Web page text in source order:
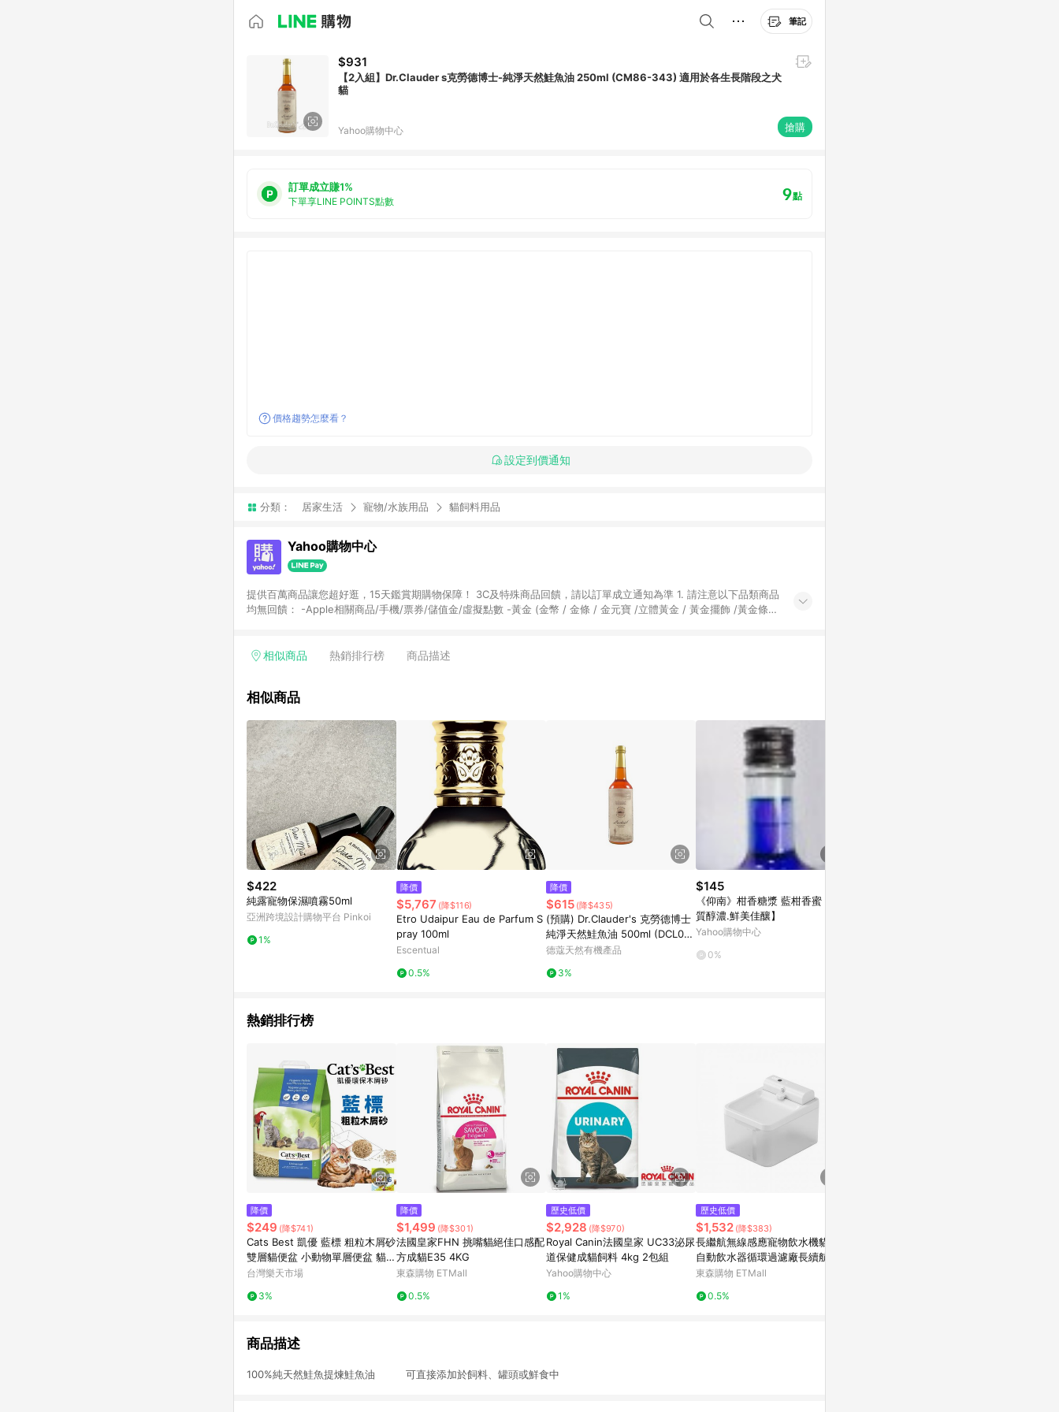
筆記
$931
【2入組】Dr.Clauder s克勞德博士-純淨天然鮭魚油 250ml (CM86-343) 適用於各生長階段之犬
貓
Yahoo購物中心 搶購
訂單成立賺1%
下單享LINE POINTS點數 9點
價格趨勢怎麼看？
設定到價通知
分類： 居家生活 寵物/水族用品 貓飼料用品
Yahoo購物中心
提供百萬商品讓您超好逛，15天鑑賞期購物保障！ 3C及特殊商品回饋，請以訂單成立通知為準 1. 請注意以下品類商品
均無回饋： -Apple相關商品/手機/票券/儲值金/虛擬點數 -黃金 (金幣 / 金條 / 金元寶 /立體黃金 / 黃金擺飾 /黃金條
Yahoo超贈點回饋者 - 購物中心商店之商品：商品賣場中有標示「商店」及顯示商店名稱者(指定活動店家除外) 3. 訂
相似商品 熱銷排行榜 商品描述
相似商品
$422
純露寵物保濕噴霧50ml
亞洲跨境設計購物平台 Pinkoi
1%
降價
$5,767 (降$116)
Etro Udaipur Eau de Parfum S
pray 100ml
Escentual
0.5%
降價
$615 (降$435)
(預購) Dr.Clauder's 克勞德博士
純淨天然鮭魚油 500ml (DCL00
3)
德蔻天然有機產品
3%
$145
《仰南》柑香糖漿 藍柑香蜜【品
質醇濃.鮮美佳釀】
Yahoo購物中心
0%
熱銷排行榜
降價
$249 (降$741)
Cats Best 凱優 藍標 粗粒木屑砂
雙層貓便盆 小動物單層便盆 貓砂
公司貨『🐶🐱Ayumi』【 寵物用
注意 部分出貨時間較長
台灣樂天市場
3%
降價
$1,499 (降$301)
法國皇家FHN 挑嘴貓絕佳口感配
方成貓E35 4KG
東森購物 ETMall
0.5%
歷史低價
$2,928 (降$970)
Royal Canin法國皇家 UC33泌尿
道保健成貓飼料 4kg 2包組
Yahoo購物中心
1%
歷史低價
$1,532 (降$383)
長繼航無線感應寵物飲水機貓咪
自動飲水器循環過濾廠長續航
東森購物 ETMall
0.5%
商品描述
100%純天然鮭魚提煉鮭魚油 可直接添加於飼料、罐頭或鮮食中